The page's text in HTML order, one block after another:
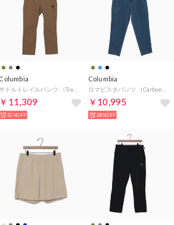
Columbia
￥11,309
23%OFF
Columbia
￥10,995
28%OFF